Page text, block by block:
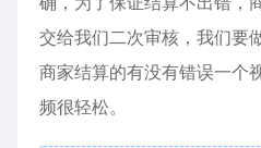
交给我们二次审核，我们要
商家结算的有没有错误一个
频很轻松。